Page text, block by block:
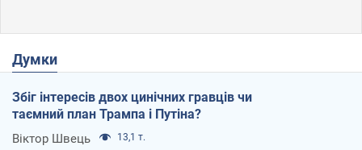
Думки
Збіг інтересів двох цинічних гравців чи
таємний план Трампа і Путіна?
Віктор Швець 13,1 т.